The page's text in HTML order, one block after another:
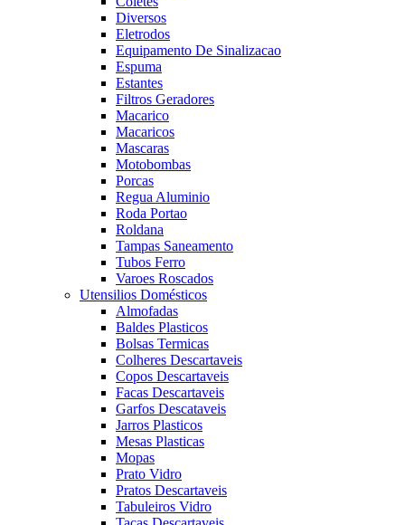
Diversos
Eletrodos
Equipamento De Sinalizacao
Espuma
Estantes
Filtros Geradores
Macarico
Macaricos
Mascaras
Motobombas
Porcas
Regua Aluminio
Roda Portao
Roldana
Tampas Saneamento
Tubos Ferro
Varoes Roscados
Utensilios Domésticos
Almofadas
Baldes Plasticos
Bolsas Termicas
Colheres Descartaveis
Copos Descartaveis
Facas Descartaveis
Garfos Descataveis
Jarros Plasticos
Mesas Plasticas
Mopas
Prato Vidro
Pratos Descartaveis
Tabuleiros Vidro